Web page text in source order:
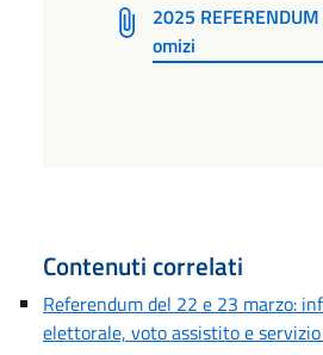
2025
omizi
Contenuti correlati
Referendum del 22 e 23 marzo:
elettorale, voto assistito e